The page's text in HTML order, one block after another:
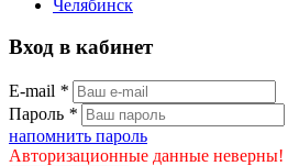
Челябинск
Вход в кабинет
E-mail *
Пароль *
напомнить пароль
Авторизационные данные неверны!